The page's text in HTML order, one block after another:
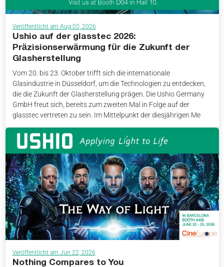
Veröffentlicht am Aug 05, 2026
Ushio auf der glasstec 2026:
Präzisionserwärmung für die Zukunft der
Glasherstellung
Vom 20. bis 23. Oktober trifft sich die internationale
Glasindustrie in Düsseldorf, um die Technologien zu entdecken,
die die Zukunft der Glasherstellung prägen. Die Ushio Germany
GmbH freut sich, bereits zum zweiten Mal in Folge auf der
glasstec vertreten zu sein. Im Mittelpunkt der diesjährigen Me
Veröffentlicht am Jun 22, 2026
Nothing Compares to You